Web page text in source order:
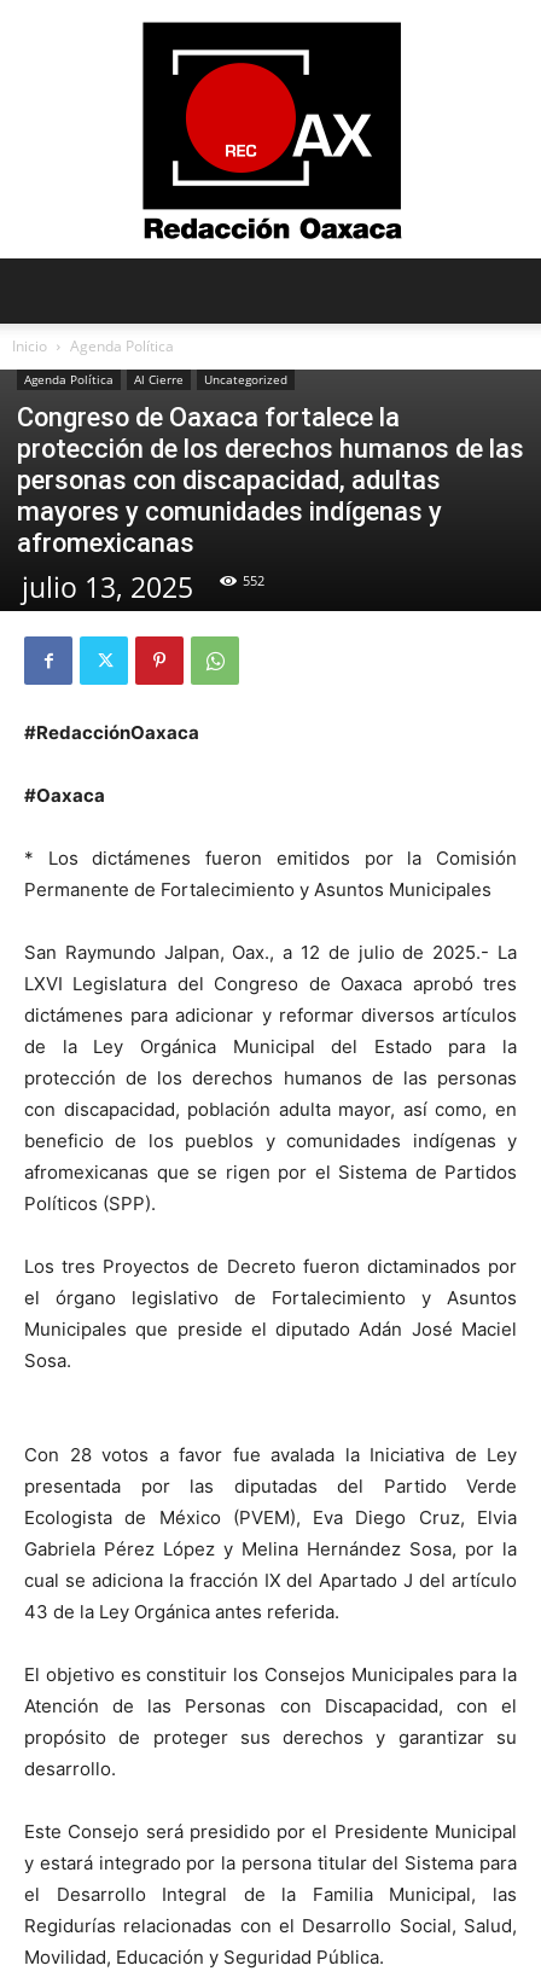
Oaxaca
Inicio Agenda Política
Agenda Política Al Cierre Uncategorized
Congreso de Oaxaca fortalece la
protección de los derechos humanos de las
personas con discapacidad, adultas
mayores y comunidades indígenas y
afromexicanas
julio 13, 2025 552
#RedacciónOaxaca
#Oaxaca
* Los dictámenes fueron emitidos por la Comisión
Permanente de Fortalecimiento y Asuntos Municipales
San Raymundo Jalpan, Oax., a 12 de julio de 2025.- La
LXVI Legislatura del Congreso de Oaxaca aprobó tres
dictámenes para adicionar y reformar diversos artículos
de la Ley Orgánica Municipal del Estado para la
protección de los derechos humanos de las personas
con discapacidad, población adulta mayor, así como, en
beneficio de los pueblos y comunidades indígenas y
afromexicanas que se rigen por el Sistema de Partidos
Políticos (SPP).
Los tres Proyectos de Decreto fueron dictaminados por
el órgano legislativo de Fortalecimiento y Asuntos
Municipales que preside el diputado Adán José Maciel
Sosa.
Con 28 votos a favor fue avalada la Iniciativa de Ley
presentada por las diputadas del Partido Verde
Ecologista de México (PVEM), Eva Diego Cruz, Elvia
Gabriela Pérez López y Melina Hernández Sosa, por la
cual se adiciona la fracción IX del Apartado J del artículo
43 de la Ley Orgánica antes referida.
El objetivo es constituir los Consejos Municipales para la
Atención de las Personas con Discapacidad, con el
propósito de proteger sus derechos y garantizar su
desarrollo.
Este Consejo será presidido por el Presidente Municipal
y estará integrado por la persona titular del Sistema para
el Desarrollo Integral de la Familia Municipal, las
Regidurías relacionadas con el Desarrollo Social, Salud,
Movilidad, Educación y Seguridad Pública.